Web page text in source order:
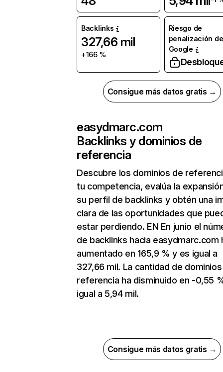
Backlinks
327,66 mil
+166 %
Riesgo de
penalización de
Google
Consigue más datos gratis →
easydmarc.com
Backlinks y dominios de
referencia
Descubre los dominios de
tu competencia, evalúa la
su perfil de backlinks y obtén una
clara de las oportunidades que
estar perdiendo. EN En junio el
de backlinks hacia easydmarc.com
aumentado en 165,9 % y es igual a
327,66 mil. La cantidad de
referencia ha disminuido en -0,55
igual a 5,94 mil.
Consigue más datos gratis →